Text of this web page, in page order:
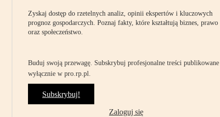
Zyskaj dostęp do rzetelnych analiz, opinii ekspertów i kluczowych
prognoz gospodarczych. Poznaj fakty, które kształtują biznes, prawo
oraz społeczeństwo.
Buduj swoją przewagę. Subskrybuj profesjonalne treści publikowane
wyłącznie w pro.rp.pl.
Subskrybuj!
Zaloguj się